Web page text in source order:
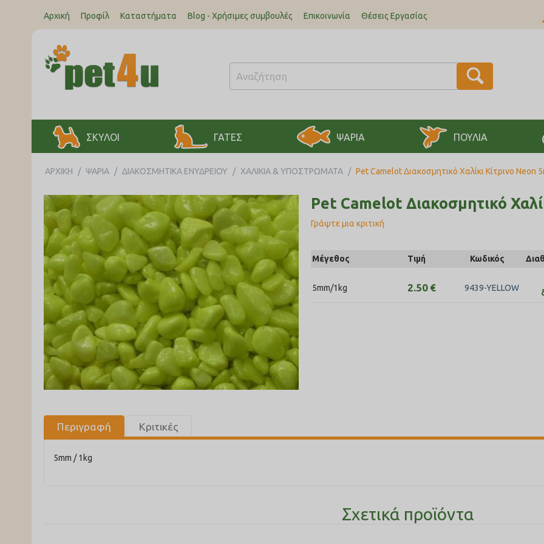
Αρχική Προφίλ Καταστήματα Blog - Χρήσιμες συμβουλές Επικοινωνία Θέσεις Εργασίας
ΣΚΥΛΟΙ ΓΑΤΕΣ ΨΑΡΙΑ ΠΟΥΛΙΑ
ΑΡΧΙΚΉ / ΨΑΡΙΑ / ΔΙΑΚΟΣΜΗΤΙΚΑ ΕΝΥΔΡΕΙΟΥ / ΧΑΛΙΚΙΑ & ΥΠΟΣΤΡΩΜΑΤΑ / Pet Camelot Διακοσμητικό Χαλίκι Κίτρινο Neon
Pet Camelot Διακοσμητικό
Γράψτε μια κριτική
Μέγεθος Τιμή Κωδικός
​5mm/1kg​ 2.50 € 9439-YELLOW
Περιγραφή Κριτικές
5mm / 1kg
Σχετικά προϊόντα